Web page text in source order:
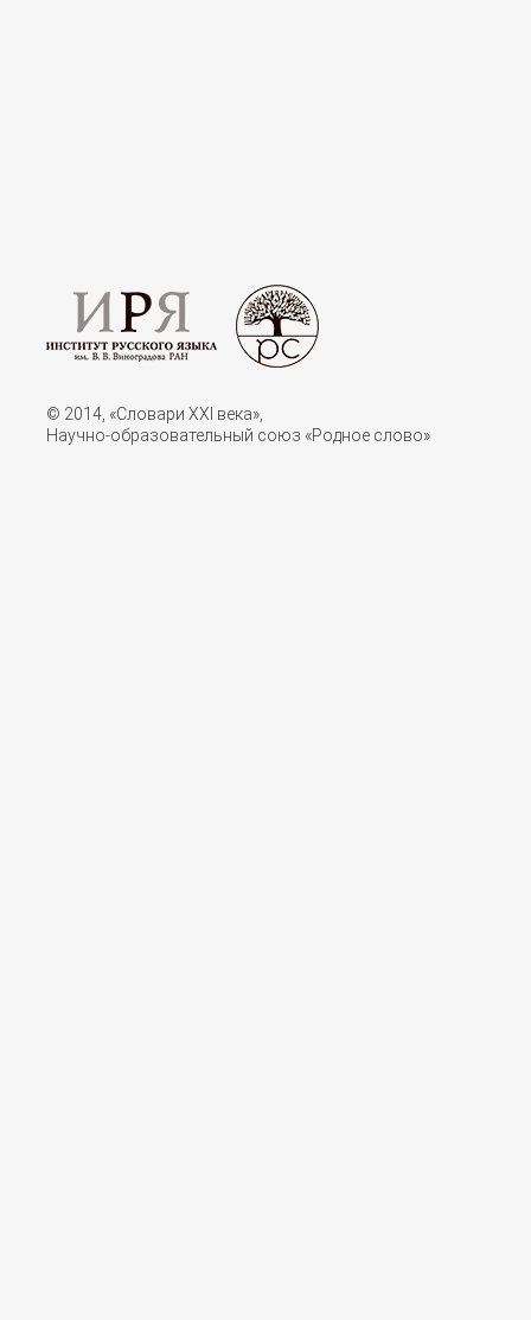
© 2014, «Словари XXI векa»,
Научно-образовательный союз «Родное слово»